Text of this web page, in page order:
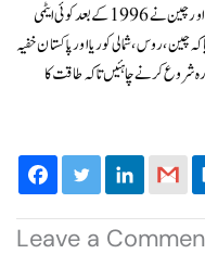
پس منظر کے طور پر، امریکا نے 1992، روس نے 1990 اور چین نے 1996 کے بعد کوئی ایٹمی
روس، شمالی کوریا اور پاکستان خفیہ
شروع کرنے چاہئیں تاکہ طاقت کا
Leave a